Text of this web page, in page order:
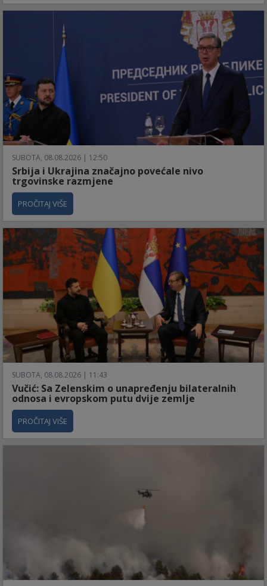
SUBOTA, 08.08.2026 | 12:50
Srbija i Ukrajina značajno povećale nivo
trgovinske razmjene
PROČITAJ VIŠE
SUBOTA, 08.08.2026 | 11:43
Vučić: Sa Zelenskim o unapređenju bilateralnih
odnosa i evropskom putu dvije zemlje
PROČITAJ VIŠE